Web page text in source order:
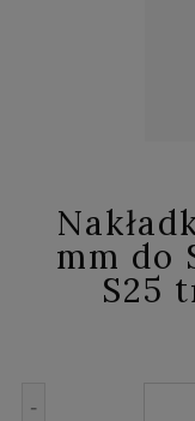
mm do
S25
-